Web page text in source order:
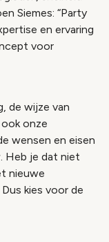
Siemes: “Party
en ervaring
voor
de wijze van
onze
wensen en eisen
Heb je dat niet
nieuwe
kies voor de